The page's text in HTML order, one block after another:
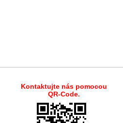
Kontaktujte nás pomocou
QR-Code.